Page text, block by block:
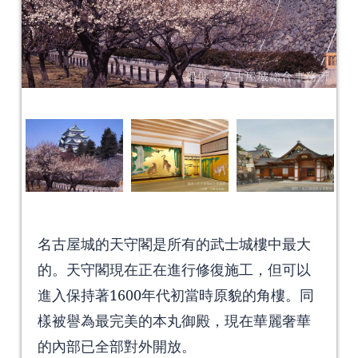
名古屋城的天守閣是所有的武士城樓中最大
的。天守閣現在正在進行修復施工，但可以
進入保持著1600年代初當時原貌的角樓。同
樣被譽為最完美的本丸御殿，現在華麗奢華
的內部已全部對外開放。